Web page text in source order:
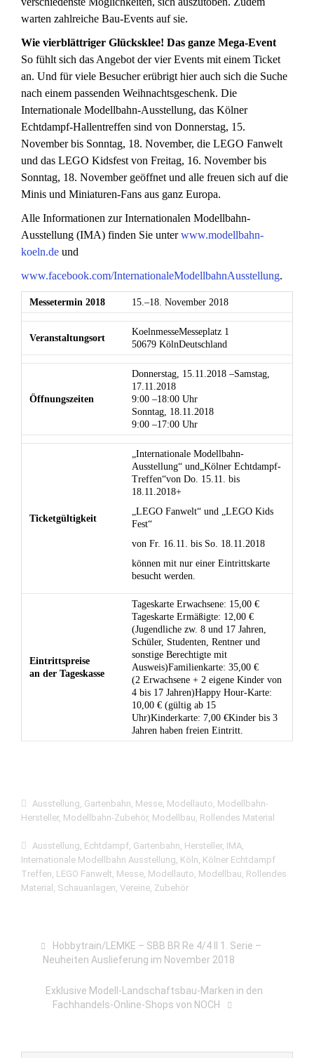
warten zahlreiche Bau-Events auf sie.
Wie vierblättriger Glücksklee! Das ganze Mega-Event
So fühlt sich das Angebot der vier Events mit einem Ticket
an. Und für viele Besucher erübrigt hier auch sich die Suche
nach einem passenden Weihnachtsgeschenk. Die
Internationale Modellbahn-Ausstellung, das Kölner
Echtdampf-Hallentreffen sind von Donnerstag, 15.
November bis Sonntag, 18. November, die LEGO Fanwelt
und das LEGO Kidsfest von Freitag, 16. November bis
Sonntag, 18. November geöffnet und alle freuen sich auf die
Minis und Miniaturen-Fans aus ganz Europa.
Alle Informationen zur Internationalen Modellbahn-
Ausstellung (IMA) finden Sie unterwww.modellbahn-
koeln.de und
www.facebook.com/InternationaleModellbahnAusstellung.
Messetermin 2018 15.–18. November 2018
Veranstaltungsort
KoelnmesseMesseplatz 1
50679 KölnDeutschland
Öffnungszeiten
Donnerstag, 15.11.2018 –Samstag,
17.11.2018
9:00 –18:00 Uhr
Sonntag, 18.11.2018
9:00 –17:00 Uhr
Ticketgültigkeit
„Internationale Modellbahn-
Ausstellung“ und„Kölner Echtdampf-
Treffen“von Do. 15.11. bis
18.11.2018+
„LEGO Fanwelt“ und „LEGO Kids
Fest“
von Fr. 16.11. bis So. 18.11.2018
können mit nur einer Eintrittskarte
besucht werden.
Eintrittspreise
an der Tageskasse
Tageskarte Erwachsene: 15,00 €
Tageskarte Ermäßigte: 12,00 €
(Jugendliche zw. 8 und 17 Jahren,
Schüler, Studenten, Rentner und
sonstige Berechtigte mit
Ausweis)Familienkarte: 35,00 €
(2 Erwachsene + 2 eigene Kinder von
4 bis 17 Jahren)Happy Hour-Karte:
10,00 € (gültig ab 15
Uhr)Kinderkarte: 7,00 €Kinder bis 3
Jahren haben freien Eintritt.
Ausstellung, Gartenbahn, Messe, Modellauto, Modellbahn-
Hersteller, Modellbahn-Zubehör, Modellbau, Rollendes Material
Ausstellung, Echtdampf, Gartenbahn, Hersteller, IMA,
Internationale Modellbahn Ausstellung, Köln, Kölner Echtdampf
Treffen, LEGO Fanwelt, Messe, Modellauto, Modellbau, Rollendes
Material , Schauanlagen, Vereine, Zubehör
Hobbytrain/LEMKE – SBB BR Re 4/4 II 1. Serie –
Neuheiten Auslieferung im November 2018
Exklusive Modell-Landschaftsbau-Marken in den
Fachhandels-Online-Shops von NOCH